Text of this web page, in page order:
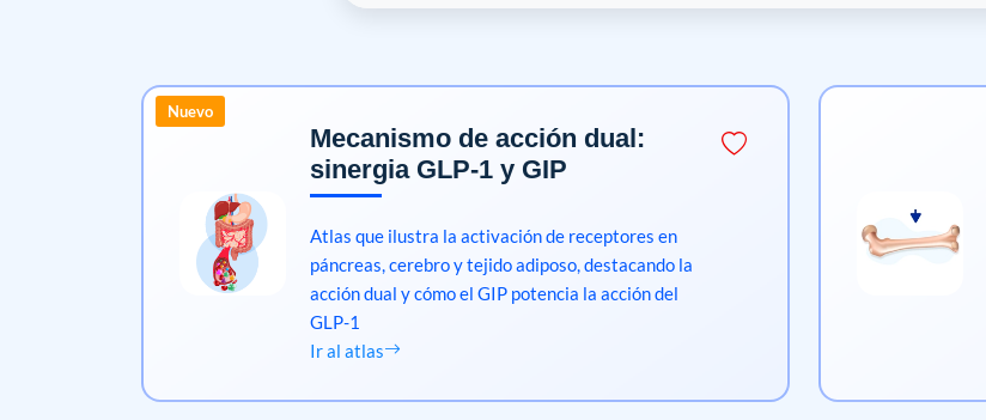
Nuevo
Mecanismo de acción dual:
sinergia GLP-1 y GIP
Atlas que ilustra la activación de receptores en
páncreas, cerebro y tejido adiposo, destacando la
acción dual y cómo el GIP potencia la acción del
GLP-1
Ir al atlas